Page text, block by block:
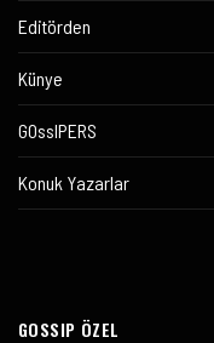
Editörden
Künye
GOssIPERS
Konuk Yazarlar
GOSSIP ÖZEL